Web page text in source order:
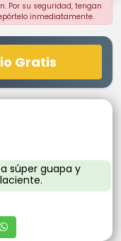
Por su seguridad, tengan
inmediatamente.
Gratis
súper guapa y